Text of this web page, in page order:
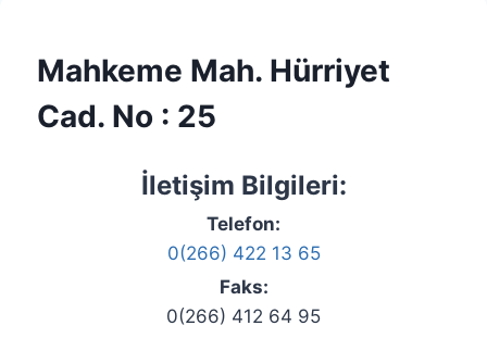
Mahkeme Mah. Hürriyet
Cad. No : 25
İletişim Bilgileri:
Telefon:
0(266) 422 13 65
Faks:
0(266) 412 64 95